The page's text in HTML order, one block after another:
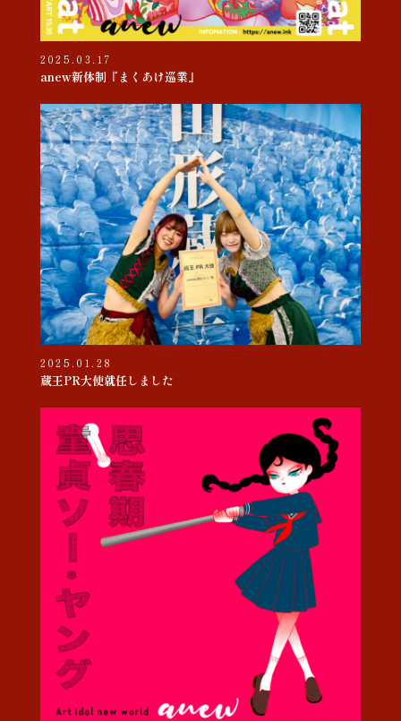
2025.03.17
anew新体制『まくあけ巡業』
2025.01.28
蔵王PR大使就任しました